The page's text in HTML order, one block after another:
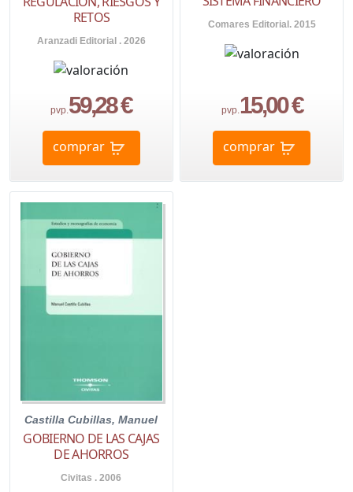
RETOS
Aranzadi Editorial . 2026
pvp.59,28 €
comprar
Comares Editorial. 2015
pvp.15,00 €
comprar
Castilla Cubillas, Manuel
GOBIERNO DE LAS CAJAS
DE AHORROS
Civitas . 2006